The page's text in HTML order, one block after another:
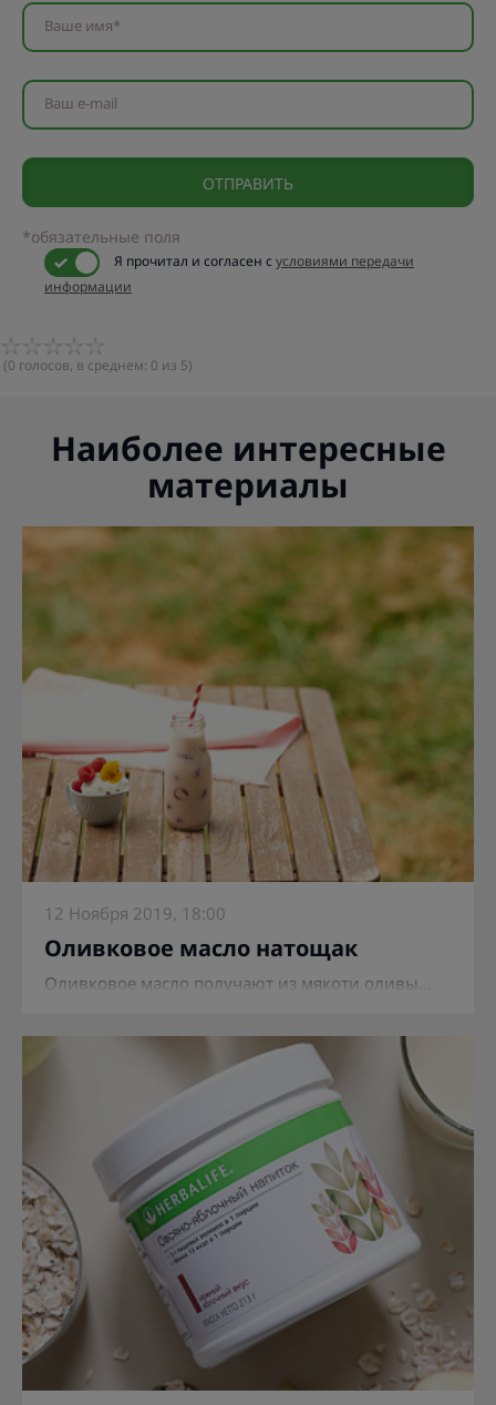
Ваше имя*
Ваш e-mail
*обязательные поля
Я прочитал и согласен сусловиями передачи
информации
(0 голосов, в среднем: 0 из 5)
Наиболее интересные
материалы
12 Ноября 2019, 18:00
Оливковое масло натощак
Оливковое масло получают из мякоти оливы...